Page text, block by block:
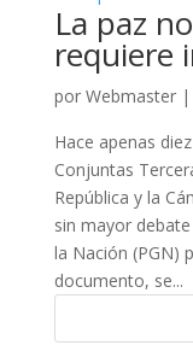
La paz
requiere
por Webmaster|
Hace apenas
Conjuntas
República y la
sin mayor
la Nación (PGN)
documento, se...